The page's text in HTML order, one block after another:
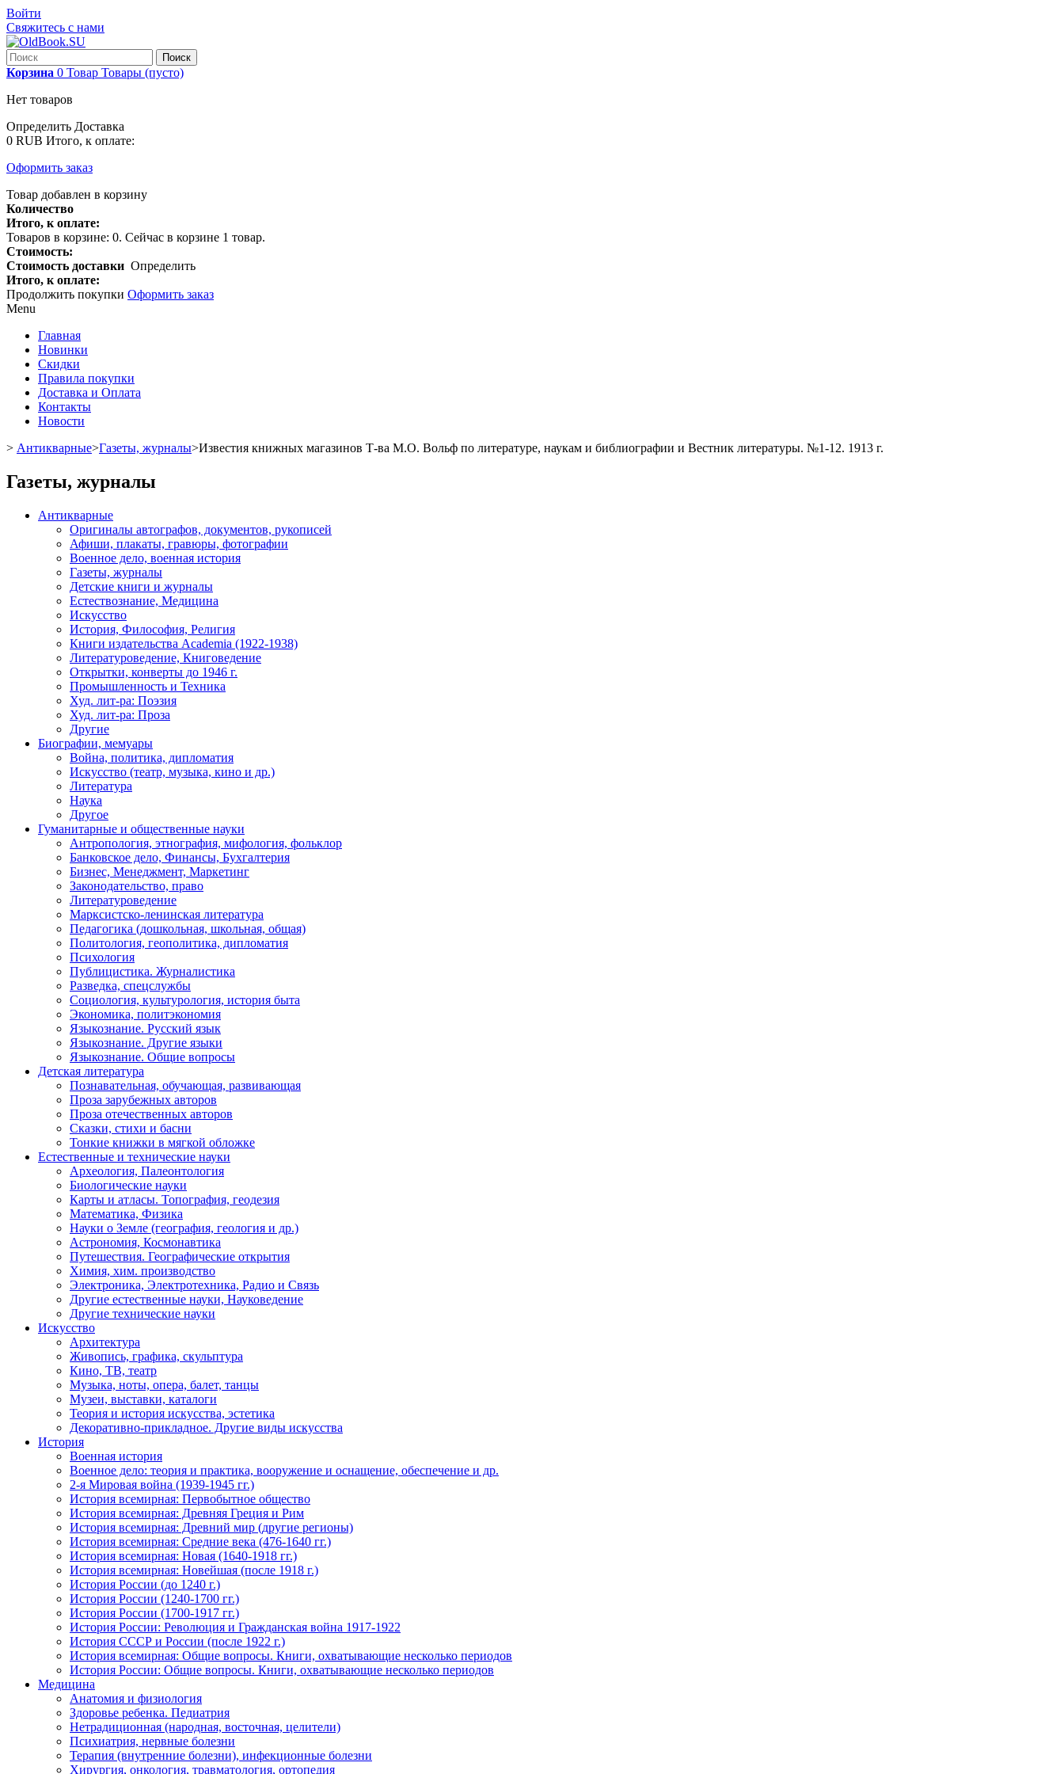
Войти
Свяжитесь с нами
Поиск
Корзина 0 Товар Товары (пусто)
Нет товаров
Определить Доставка
0 RUB Итого, к оплате:
Оформить заказ
Товар добавлен в корзину
Количество
Итого, к оплате:
Товаров в корзине: 0. Сейчас в корзине 1 товар.
Стоимость:
Стоимость доставки Определить
Итого, к оплате:
Продолжить покупки Оформить заказ
Menu
Главная
Новинки
Скидки
Правила покупки
Доставка и Оплата
Контакты
Новости
> Антикварные>Газеты, журналы>Известия книжных магазинов Т-ва М.О. Вольф по литературе, наукам и библиографии и Вестник литературы. №1-12. 1913 г.
Газеты, журналы
Антикварные
Оригиналы автографов, документов, рукописей
Афиши, плакаты, гравюры, фотографии
Военное дело, военная история
Газеты, журналы
Детские книги и журналы
Естествознание, Медицина
Искусство
История, Философия, Религия
Книги издательства Academia (1922-1938)
Литературоведение, Книговедение
Открытки, конверты до 1946 г.
Промышленность и Техника
Худ. лит-ра: Поэзия
Худ. лит-ра: Проза
Другие
Биографии, мемуары
Война, политика, дипломатия
Искусство (театр, музыка, кино и др.)
Литература
Наука
Другое
Гуманитарные и общественные науки
Антропология, этнография, мифология, фольклор
Банковское дело, Финансы, Бухгалтерия
Бизнес, Менеджмент, Маркетинг
Законодательство, право
Литературоведение
Марксистско-ленинская литература
Педагогика (дошкольная, школьная, общая)
Политология, геополитика, дипломатия
Психология
Публицистика. Журналистика
Разведка, спецслужбы
Социология, культурология, история быта
Экономика, политэкономия
Языкознание. Русский язык
Языкознание. Другие языки
Языкознание. Общие вопросы
Детская литература
Познавательная, обучающая, развивающая
Проза зарубежных авторов
Проза отечественных авторов
Сказки, стихи и басни
Тонкие книжки в мягкой обложке
Естественные и технические науки
Археология, Палеонтология
Биологические науки
Карты и атласы. Топография, геодезия
Математика, Физика
Науки о Земле (география, геология и др.)
Астрономия, Космонавтика
Путешествия. Географические открытия
Химия, хим. производство
Электроника, Электротехника, Радио и Связь
Другие естественные науки, Науковедение
Другие технические науки
Искусство
Архитектура
Живопись, графика, скульптура
Кино, ТВ, театр
Музыка, ноты, опера, балет, танцы
Музеи, выставки, каталоги
Теория и история искусства, эстетика
Декоративно-прикладное. Другие виды искусства
История
Военная история
Военное дело: теория и практика, вооружение и оснащение, обеспечение и др.
2-я Мировая война (1939-1945 гг.)
История всемирная: Первобытное общество
История всемирная: Древняя Греция и Рим
История всемирная: Древний мир (другие регионы)
История всемирная: Средние века (476-1640 гг.)
История всемирная: Новая (1640-1918 гг.)
История всемирная: Новейшая (после 1918 г.)
История России (до 1240 г.)
История России (1240-1700 гг.)
История России (1700-1917 гг.)
История России: Революция и Гражданская война 1917-1922
История СССР и России (после 1922 г.)
История всемирная: Общие вопросы. Книги, охватывающие несколько периодов
История России: Общие вопросы. Книги, охватывающие несколько периодов
Медицина
Анатомия и физиология
Здоровье ребенка. Педиатрия
Нетрадиционная (народная, восточная, целители)
Психиатрия, нервные болезни
Терапия (внутренние болезни), инфекционные болезни
Хирургия, онкология, травматология, ортопедия